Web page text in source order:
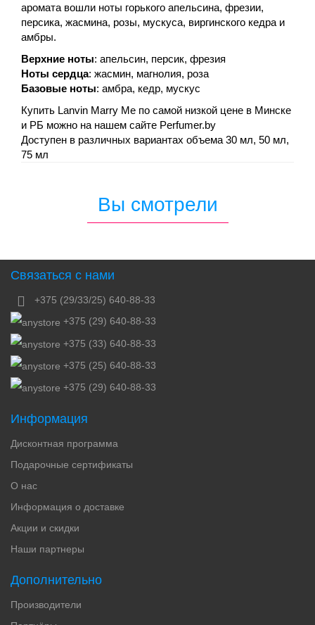
аромата вошли ноты горького апельсина, фрезии,
персика, жасмина, розы, мускуса, виргинского кедра и
амбры.
Верхние ноты: апельсин, персик, фрезия
Ноты сердца: жасмин, магнолия, роза
Базовые ноты: амбра, кедр, мускус
Купить Lanvin Marry Me по самой низкой цене в Минске
и РБ можно на нашем сайте Perfumer.by
Доступен в различных вариантах объема 30 мл, 50 мл,
75 мл
Вы смотрели
Связаться с нами
+375 (29/33/25) 640-88-33
+375 (29) 640-88-33
+375 (33) 640-88-33
+375 (25) 640-88-33
+375 (29) 640-88-33
Информация
Дисконтная программа
Подарочные сертификаты
О нас
Информация о доставке
Акции и скидки
Наши партнеры
Дополнительно
Производители